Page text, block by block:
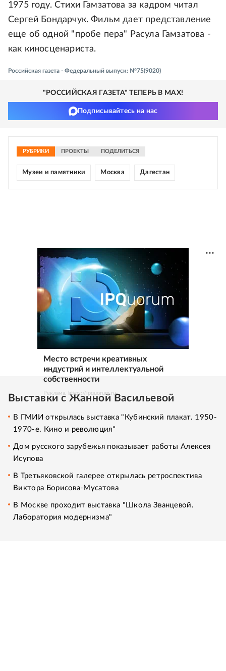
1975 году. Стихи Гамзатова за кадром читал
Сергей Бондарчук. Фильм дает представление
еще об одной "пробе пера" Расула Гамзатова -
как киносценариста.
Российская газета - Федеральный выпуск: №75(9020)
"РОССИЙСКАЯ ГАЗЕТА" ТЕПЕРЬ В MAX!
Подписывайтесь на нас
РУБРИКИ ПРОЕКТЫ ПОДЕЛИТЬСЯ
Музеи и памятники Москва Дагестан
Место встречи креативных
индустрий и интеллектуальной
собственности
Реклама. https://ipquorum.ru
Выставки с Жанной Васильевой
В ГМИИ открылась выставка "Кубинский плакат. 1950-
1970-е. Кино и революция"
Дом русского зарубежья показывает работы Алексея
Исупова
В Третьяковской галерее открылась ретроспектива
Виктора Борисова-Мусатова
В Москве проходит выставка "Школа Званцевой.
Лаборатория модернизма"